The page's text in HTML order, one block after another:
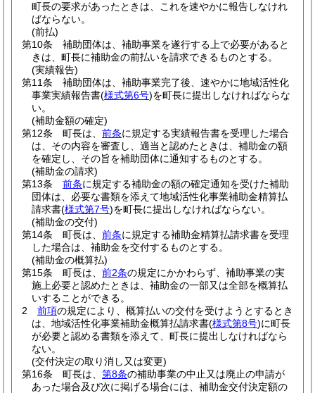
町長の要求があったときは、これを速やかに報告しなけれ
ばならない。
(前払)
第10条
補助団体は、補助事業を遂行する上で必要があると
きは、町長に補助金の前払いを請求できるものとする。
(実績報告)
第11条
補助団体は、補助事業完了後、速やかに地域活性化
事業実績報告書(様式第6号)を町長に提出しなければならな
い。
(補助金額の確定)
第12条
町長は、 前条に規定する実績報告書を受理した場合
は、その内容を審査し、適当と認めたときは、補助金の額
を確定し、その旨を補助団体に通知するものとする。
(補助金の請求)
第13条
前条に規定する補助金の額の確定通知を受けた補助
団体は、必要な書類を添えて地域活性化事業補助金精算払
請求書(様式第7号)を町長に提出しなければならない。
(補助金の交付)
第14条
町長は、 前条に規定する補助金精算払請求書を受理
した場合は、補助金を交付するものとする。
(補助金の概算払)
第15条
町長は、 前2条の規定にかかわらず、補助事業の実
施上必要と認めたときは、補助金の一部又は全部を概算払
いすることができる。
2
前項の規定により、概算払いの交付を受けようとするとき
は、地域活性化事業補助金概算払請求書(様式第8号)に町長
が必要と認める書類を添えて、町長に提出しなければなら
ない。
(交付決定の取り消し又は変更)
第16条
町長は、 第8条の補助事業の中止又は廃止の申請が
あった場合及び次に掲げる場合には、補助金交付決定額の